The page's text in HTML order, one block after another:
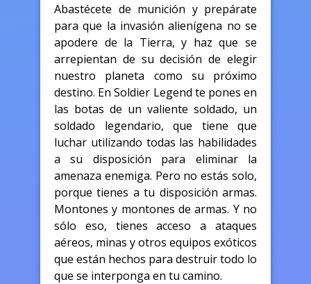
Abastécete de munición y prepárate
para que la invasión alienígena no se
apodere de la Tierra, y haz que se
arrepientan de su decisión de elegir
nuestro planeta como su próximo
destino. En Soldier Legend te pones en
las botas de un valiente soldado, un
soldado legendario, que tiene que
luchar utilizando todas las habilidades
a su disposición para eliminar la
amenaza enemiga. Pero no estás solo,
porque tienes a tu disposición armas.
Montones y montones de armas. Y no
sólo eso, tienes acceso a ataques
aéreos, minas y otros equipos exóticos
que están hechos para destruir todo lo
que se interponga en tu camino.